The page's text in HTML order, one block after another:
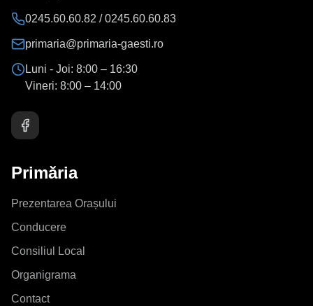
0245.60.60.82 / 0245.60.60.83
primaria@primaria-gaesti.ro
Luni - Joi: 8:00 – 16:30
Vineri: 8:00 – 14:00
Primăria
Prezentarea Orașului
Conducere
Consiliul Local
Organigrama
Contact